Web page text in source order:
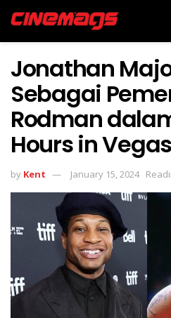
Jonathan
Sebagai
Rodman
Hours in Vegas
by Kent January 15, 2024